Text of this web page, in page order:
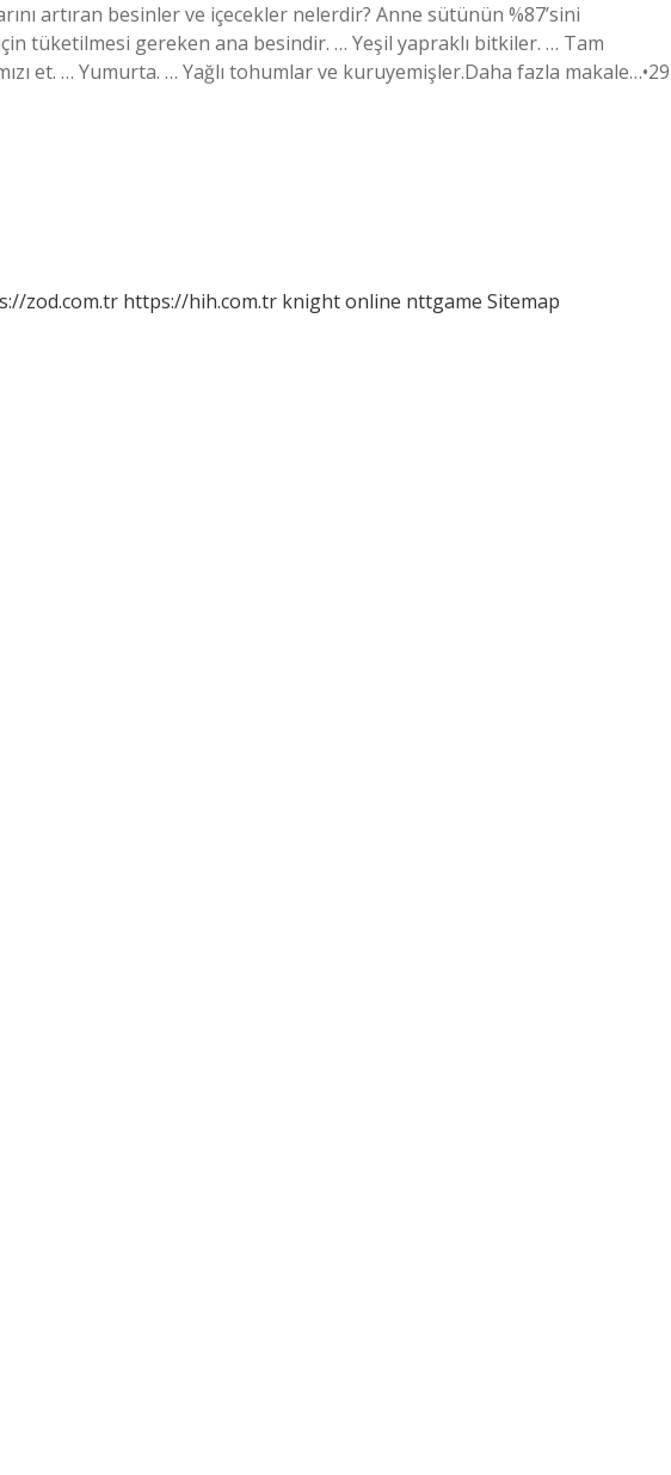
artıran besinler ve içecekler nelerdir? Anne sütünün %87’sini
tüketilmesi gereken ana besindir. … Yeşil yapraklı bitkiler. … Tam
et. … Yumurta. … Yağlı tohumlar ve kuruyemişler.Daha fazla makale…•29
zod.com.tr https://hih.com.tr knight online nttgame Sitemap